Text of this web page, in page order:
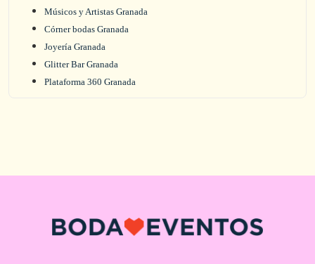
Músicos y Artistas Granada
Córner bodas Granada
Joyería Granada
Glitter Bar Granada
Plataforma 360 Granada